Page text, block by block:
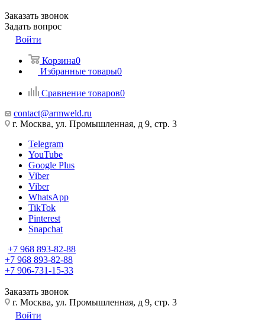
Заказать звонок
Задать вопрос
Войти
Корзина0
Избранные товары0
Сравнение товаров0
contact@armweld.ru
г. Москва, ул. Промышленная, д 9, стр. 3
Telegram
YouTube
Google Plus
Viber
Viber
WhatsApp
TikTok
Pinterest
Snapchat
+7 968 893-82-88
+7 968 893-82-88
+7 906-731-15-33
Заказать звонок
г. Москва, ул. Промышленная, д 9, стр. 3
Войти